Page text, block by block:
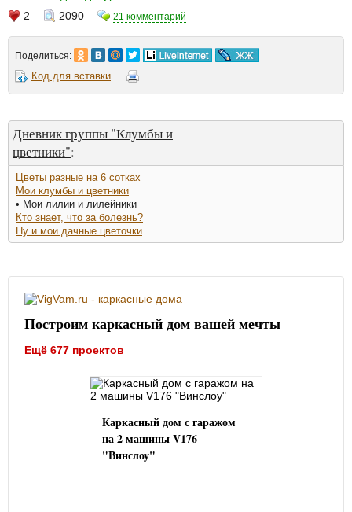
2 2090 21 комментарий
Поделиться:
Код для вставки
Дневник группы "Клумбы и
цветники":
Цветы разные на 6 сотках
Мои клумбы и цветники
• Мои лилии и лилейники
Кто знает, что за болезнь?
Ну и мои дачные цветочки
Построим каркасный дом вашей мечты
Ещё 677 проектов
Каркасный дом с гаражом
на 2 машины V176
"Винслоу"